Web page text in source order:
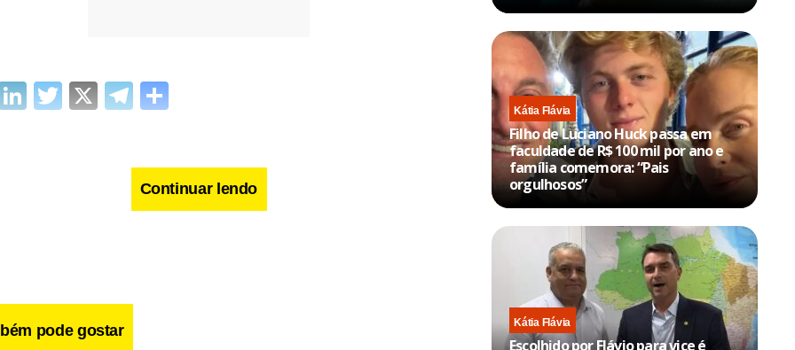
LinkedIn
Twitter
X Telegram
Continuar lendo
pode gostar
Kátia Flávia
Filho de Luciano Huck passa em
faculdade de R$ 100 mil por ano e
família comemora: “Pais
orgulhosos”
Kátia Flávia
Escolhido por Flávio para vice é